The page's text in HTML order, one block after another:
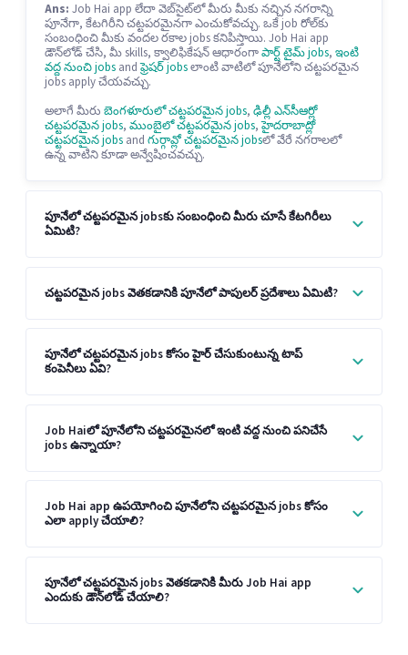
Ans: Job Hai app లేదా వెబ్‌సైట్‌లో మీరు మీకు నచ్చిన నగరాన్ని
పూనేగా, కేటగిరీని చట్టపరమైనగా ఎంచుకోవచ్చు. ఒకే job రోల్‌కు
సంబంధించి మీకు వందల రకాల jobs కనిపిస్తాయి. Job Hai app
డౌన్‌లోడ్ చేసి, మీ skills, క్వాలిఫికేషన్ ఆధారంగాపార్ట్ టైమ్ jobs, ఇంటి
వద్ద నుంచి jobs andఫ్రెషర్ jobsలాంటి వాటిలో పూనేలోని చట్టపరమైన
jobs apply చేయవచ్చు.
అలాగే మీరు బెంగళూరులో చట్టపరమైన jobs, ఢిల్లీ ఎన్‌సీఆర్లో
చట్టపరమైన jobs, ముంబైలో చట్టపరమైన jobs,హైదరాబాద్లో
చట్టపరమైన jobs and గుర్గావ్లో చట్టపరమైన jobsలో వేరే నగరాలలో
ఉన్న వాటిని కూడా అన్వేషించవచ్చు.
పూనేలో చట్టపరమైన jobsకు సంబంధించి మీరు చూసే కేటగిరీలు
ఏమిటి?
చట్టపరమైన jobs వెతకడానికి పూనేలో పాపులర్ ప్రదేశాలు ఏమిటి?
పూనేలో చట్టపరమైన jobs కోసం హైర్ చేసుకుంటున్న టాప్
కంపెనీలు ఏవి?
Job Haiలో పూనేలోని చట్టపరమైనలో ఇంటి వద్ద నుంచి పనిచేసే
jobs ఉన్నాయా?
Job Hai app ఉపయోగించి పూనేలోని చట్టపరమైన jobs కోసం
ఎలా apply చేయాలి?
పూనేలో చట్టపరమైన jobs వెతకడానికి మీరు Job Hai app
ఎందుకు డౌన్‌లోడ్ చేయాలి?